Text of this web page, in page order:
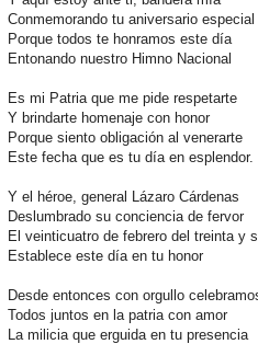
Conmemorando tu aniversario especial
Porque todos te honramos este día
Entonando nuestro Himno Nacional
Es mi Patria que me pide respetarte
Y brindarte homenaje con honor
Porque siento obligación al venerarte
Este fecha que es tu día en esplendor.
Y el héroe, general Lázaro Cárdenas
Deslumbrado su conciencia de fervor
El veinticuatro de febrero del treinta y
Establece este día en tu honor
Desde entonces con orgullo
Todos juntos en la patria con amor
La milicia que erguida en tu presencia